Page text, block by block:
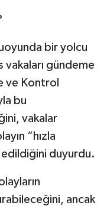
bir yolcu
vakaları gündeme
ve Kontrol
bu
vakalar
“hızla
duyurdu.
ancak